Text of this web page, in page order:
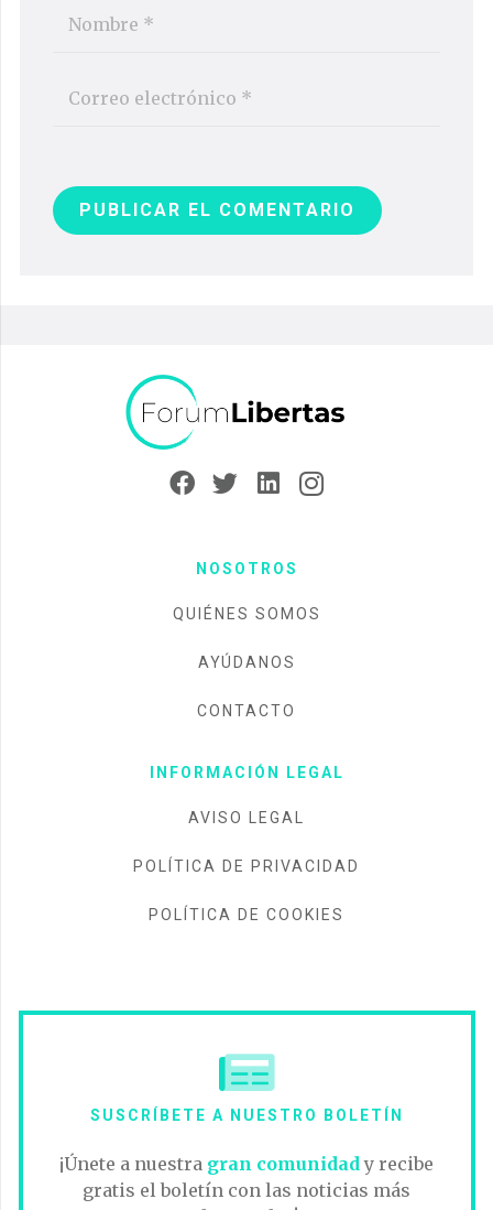
PUBLICAR EL COMENTARIO
NOSOTROS
QUIÉNES SOMOS
AYÚDANOS
CONTACTO
INFORMACIÓN LEGAL
AVISO LEGAL
POLÍTICA DE PRIVACIDAD
POLÍTICA DE COOKIES
SUSCRÍBETE A NUESTRO BOLETÍN
¡Únete a nuestra gran comunidad y recibe
gratis el boletín con las noticias más